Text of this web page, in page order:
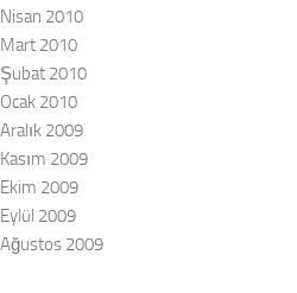
Nisan 2010
Mart 2010
Şubat 2010
Ocak 2010
Aralık 2009
Kasım 2009
Ekim 2009
Eylül 2009
Ağustos 2009